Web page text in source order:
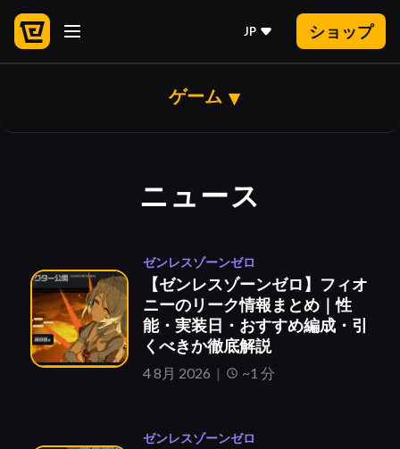
JP ショップ
ゲーム
ニュース
ゼンレスゾーンゼロ
【ゼンレスゾーンゼロ】フィオ
ニーのリーク情報まとめ｜性
能・実装日・おすすめ編成・引
くべきか徹底解説
4 8月 2026 ~1 分
ゼンレスゾーンゼロ